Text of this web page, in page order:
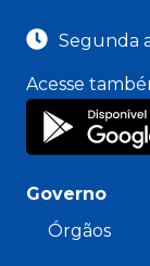
Segunda
Acesse
Governo
Órgãos